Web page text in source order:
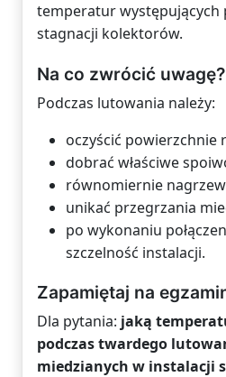
temperatur występujących
stagnacji kolektorów.
Na co zwrócić uwagę?
Podczas lutowania należy:
oczyścić powierzchnie
dobrać właściwe
równomiernie
unikać przegrzania
po wykonaniu
szczelność instalacji.
Zapamiętaj na
Dla pytania: jaką
podczas twardego
miedzianych w instalacji